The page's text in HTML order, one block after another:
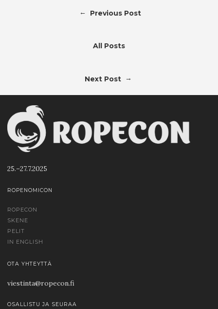
← Previous Post
All Posts
Next Post →
25.–27.7.2025
ROPENOMICON
ROPECON
SKENE
PELIT
IN ENGLISH
OTA YHTEYTTÄ
viestinta@ropecon.fi
OSALLISTU JA SEURAA